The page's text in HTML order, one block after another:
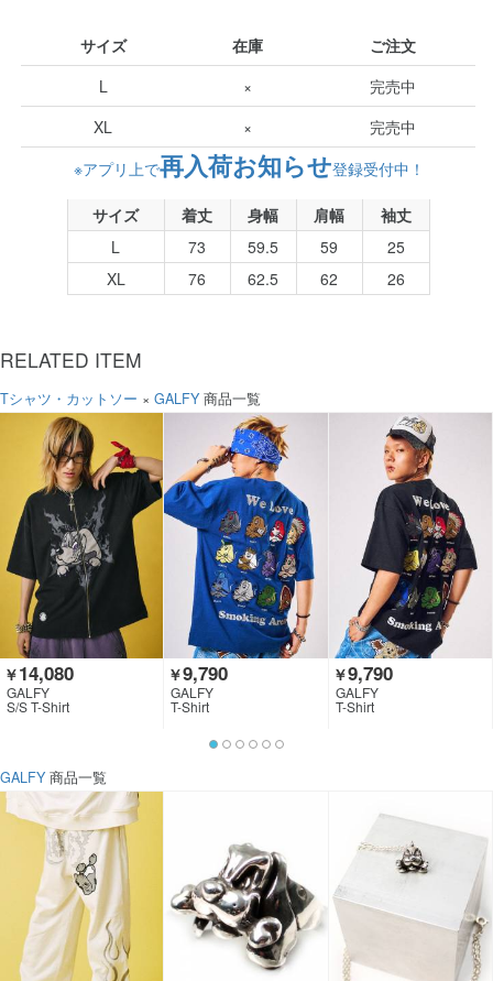
サイズ 在庫
ご注文
L
×
完売中
XL
×
完売中
※アプリ上で再入荷お知らせ登録受付中！
サイズ 着丈 身幅 肩幅
袖丈
L
73 59.5 59
25
XL
76 62.5 62 26
RELATED ITEM
Tシャツ・カットソー × GALFY 商品一覧
￥14,080
GALFY
S/S T-Shirt
￥9,790
GALFY
T-Shirt
￥9,790
GALFY
T-Shirt
GALFY 商品一覧